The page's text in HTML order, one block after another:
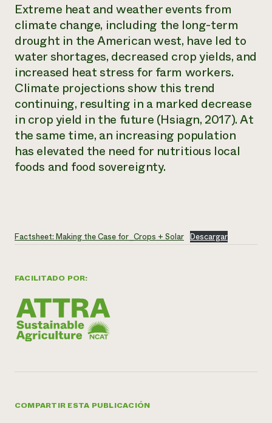
FACILITADO POR:
COMPARTIR ESTA PUBLICACIÓN
Extreme heat and weather events from
climate change, including the long-term
drought in the American west, have led to
water shortages, decreased crop yields, and
increased heat stress for farm workers.
Climate projections show this trend
continuing, resulting in a marked decrease
in crop yield in the future (Hsiagn, 2017). At
the same time, an increasing population
has elevated the need for nutritious local
foods and food sovereignty.
Factsheet: Making the Case for_Crops + Solar Descargar